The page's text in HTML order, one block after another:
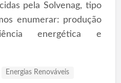
pela Solvenag, tipo
enumerar: produção
energética e
Energias Renováveis